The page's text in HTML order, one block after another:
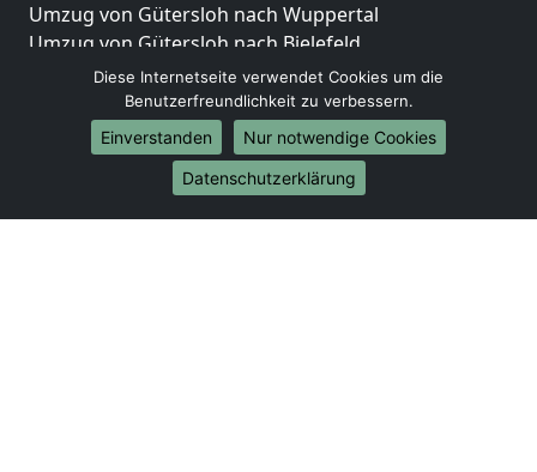
Umzug von Gütersloh nach Wuppertal
Umzug von Gütersloh nach Bielefeld
Umzug von Gütersloh nach Bonn
Umzug von Gütersloh nach Münster
Internationale-Umzüge
Umzug von Gütersloh nach Brasilien
Umzug von Gütersloh nach Brunei Darussalam
Diese Internetseite verwendet Cookies um die
Benutzerfreundlichkeit zu verbessern.
Einverstanden
Nur notwendige Cookies
Datenschutzerklärung